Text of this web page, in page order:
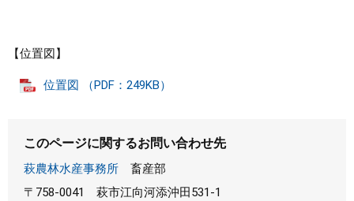
【位置図】
位置図 （PDF：249KB）
このページに関するお問い合わせ先
萩農林水産事務所
畜産部
〒758-0041
萩市江向河添沖田531-1